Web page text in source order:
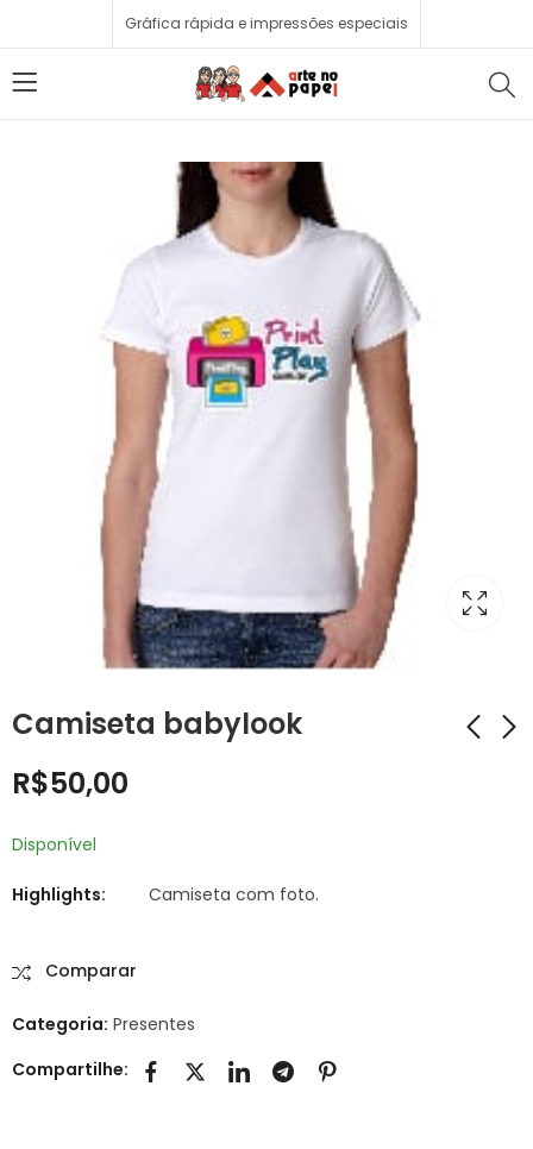
Gráfica rápida e impressões especiais
Camiseta babylook
R$50,00
Disponível
Highlights: Camiseta com foto.
Comparar
Categoria: Presentes
Compartilhe: